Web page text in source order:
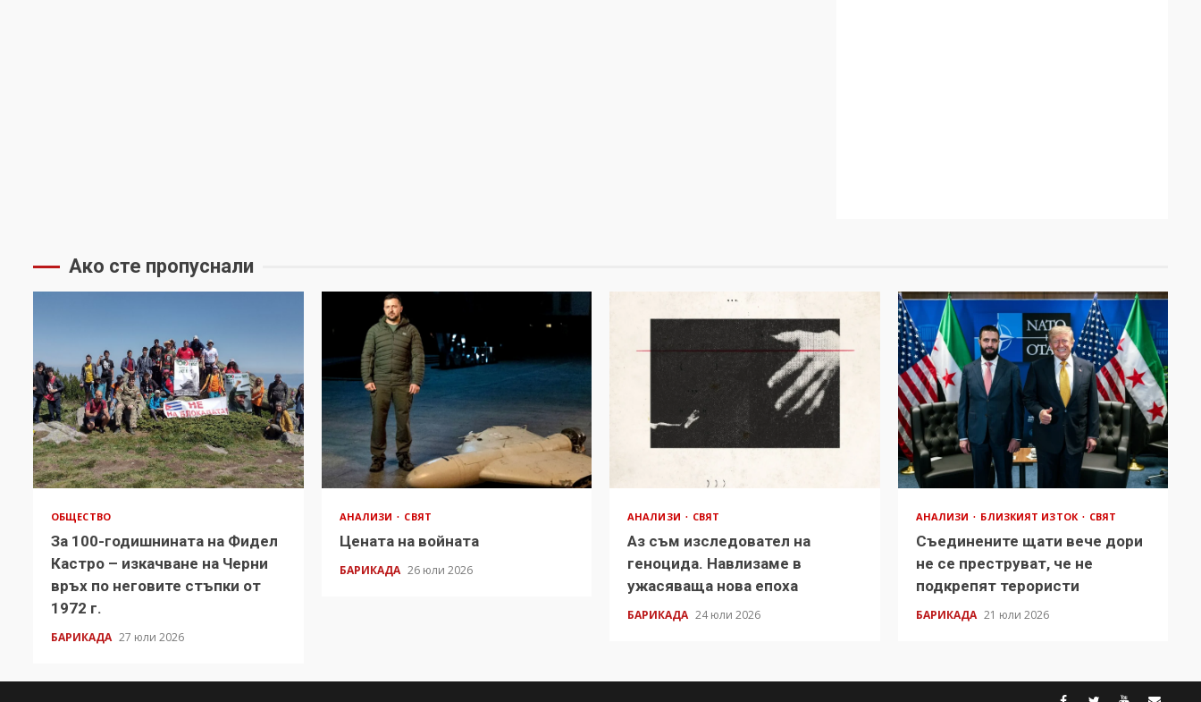
Ако сте пропуснали
ОБЩЕСТВО
За 100-годишнината на Фидел
Кастро – изкачване на Черни
връх по неговите стъпки от
1972 г.
БАРИКАДА 27 юли 2026
АНАЛИЗИ СВЯТ
Цената на войната
БАРИКАДА 26 юли 2026
АНАЛИЗИ СВЯТ
Аз съм изследовател на
геноцида. Навлизаме в
ужасяваща нова епоха
БАРИКАДА 24 юли 2026
АНАЛИЗИ БЛИЗКИЯТ ИЗТОК СВЯТ
Съединените щати вече дори
не се преструват, че не
подкрепят терористи
БАРИКАДА 21 юли 2026